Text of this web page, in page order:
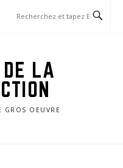
LA
GROS OEUVRE